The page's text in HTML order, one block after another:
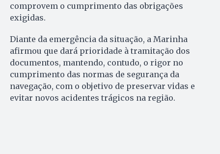
comprovem o cumprimento das obrigações
exigidas.
Diante da emergência da situação, a Marinha
afirmou que dará prioridade à tramitação dos
documentos, mantendo, contudo, o rigor no
cumprimento das normas de segurança da
navegação, com o objetivo de preservar vidas e
evitar novos acidentes trágicos na região.